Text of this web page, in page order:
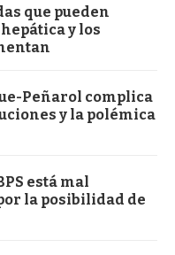
que pueden
y los
Peñarol complica
y la polémica
está mal
la posibilidad de